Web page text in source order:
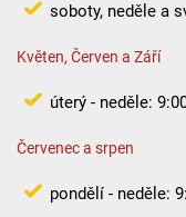
soboty, neděle a
Květen, Červen a Září
úterý - neděle:
Červenec a srpen
pondělí - neděle: